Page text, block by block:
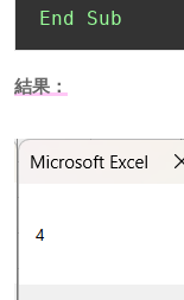
End Sub
結果：